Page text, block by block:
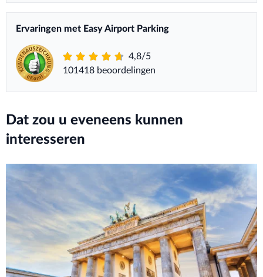
Ervaringen met Easy Airport Parking
4,8/5
101418 beoordelingen
Dat zou u eveneens kunnen
interesseren